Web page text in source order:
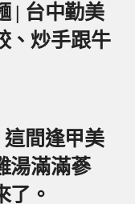
| 台中勤美
、炒手跟牛
這間逢甲美
湯滿滿蔘
了。